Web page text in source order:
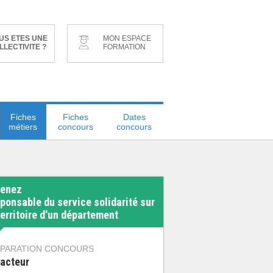
ETES UNE
?
MON ESPACE
FORMATION
Fiches
métiers
Fiches
concours
Dates
concours
du service solidarité sur
d'un département
CONCOURS